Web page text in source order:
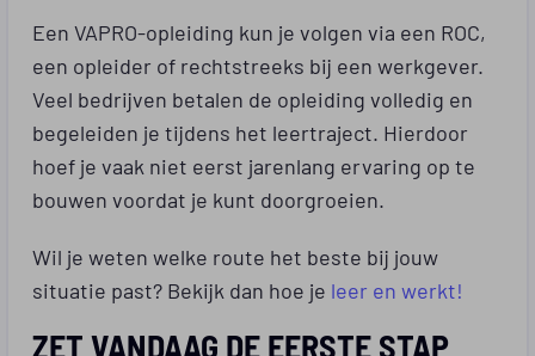
Een VAPRO-opleiding kun je volgen via een ROC,
een opleider of rechtstreeks bij een werkgever.
Veel bedrijven betalen de opleiding volledig en
begeleiden je tijdens het leertraject. Hierdoor
hoef je vaak niet eerst jarenlang ervaring op te
bouwen voordat je kunt doorgroeien.
Wil je weten welke route het beste bij jouw
situatie past? Bekijk dan hoe je leer en werkt!
ZET VANDAAG DE EERSTE STAP